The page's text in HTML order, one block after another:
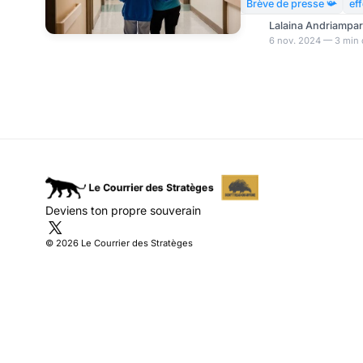
COVID chez les
des professionnels
Brève de presse 📯
Lalaina
6 nov. 2024 — 3 min
Deviens ton propre souverain
© 2026 Le Courrier des Stratèges